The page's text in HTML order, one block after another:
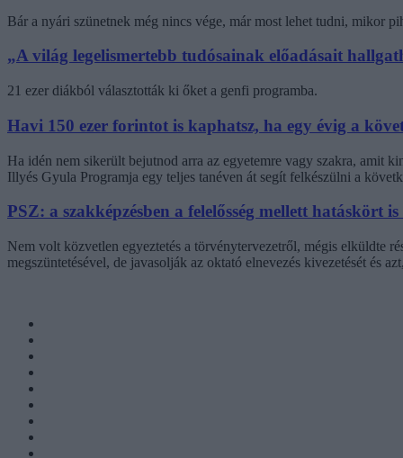
Bár a nyári szünetnek még nincs vége, már most lehet tudni, mikor
„A világ legelismertebb tudósainak előadásait
21 ezer diákból választották ki őket a genfi programba.
Havi 150 ezer forintot is kaphatsz, ha egy évig a
Ha idén nem sikerült bejutnod arra az egyetemre vagy szakra, amit
Illyés Gyula Programja egy teljes tanéven át segít felkészülni a
PSZ: a szakképzésben a felelősség mellett hatáskört
Nem volt közvetlen egyeztetés a törvénytervezetről, mégis elküldte
megszüntetésével, de javasolják az oktató elnevezés kivezetését és